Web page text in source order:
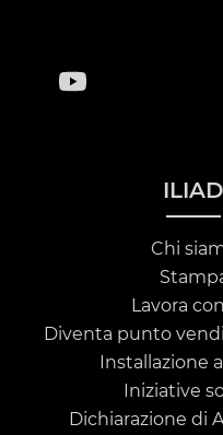
ILIAD
Chi
Lavora
Diventa punto
Installazione
Iniziative
Dichiarazione di